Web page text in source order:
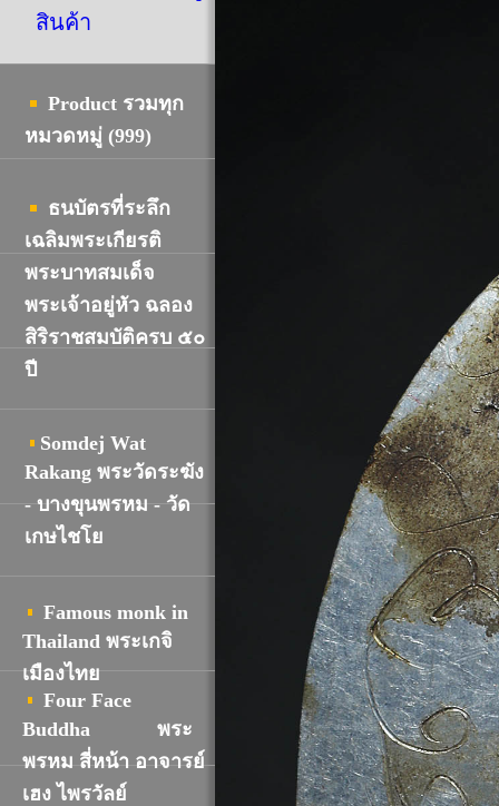
สินค้า
Product รวมทุก
หมวดหมู่ (999)
ธนบัตรที่ระลึก
เฉลิมพระเกียรติ
พระบาทสมเด็จ
พระเจ้าอยู่หัว ฉลอง
สิริราชสมบัติครบ ๕๐
ปี
Somdej Wat
Rakang พระวัดระฆัง
- บางขุนพรหม - วัด
เกษไชโย
Famous monk in
Thailand พระเกจิ
เมืองไทย
Four Face
Buddha
พระ
พรหม สี่หน้า อาจารย์
เฮง ไพรวัลย์